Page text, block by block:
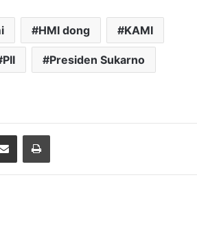
HMI dong KAMI
PII Presiden Sukarno
Share via Email Print